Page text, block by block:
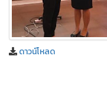
ดาวน์โหลด